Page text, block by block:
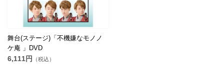
舞台(ステージ)「不機嫌なモノノ
ケ庵 」DVD
6,111円 （税込）